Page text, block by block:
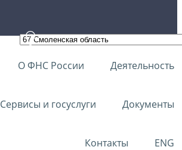
О ФНС России Деятельность
Сервисы и госуслуги Документы
Контакты ENG